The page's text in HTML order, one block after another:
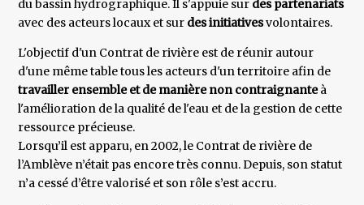
du bassin hydrographique. Il s'appuie sur des partenariats
avec des acteurs locaux et sur des initiativesvolontaires.
L'objectif d'un Contrat de rivière est de réunir autour
d'une même table tous les acteurs d'un territoire afin de
travailler ensemble et de manière non contraignanteà
l'amélioration de la qualité de l'eau et de la gestion de cette
ressource précieuse.
Lorsqu’il est apparu, en 2002, le Contrat de rivière de
l’Amblève n’était pas encore très connu. Depuis, son statut
n’a cessé d’être valorisé et son rôle s’est accru.